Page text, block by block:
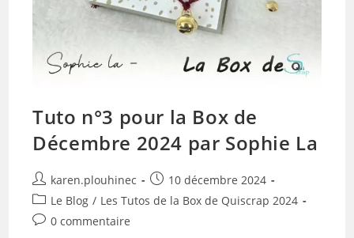
Tuto n°3 pour la Box de
Décembre 2024 par Sophie La
Auteur/autrice
de
la
publication :
karen.plouhinec
Publication
publiée :
10 décembre 2024
Post
category:
Le Blog / Les Tutos de la Box de Quiscrap 2024
Commentaires
0 commentaire